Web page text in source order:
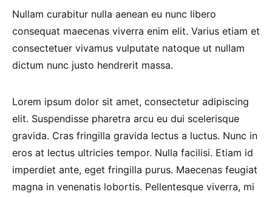
Nullam curabitur nulla aenean eu nunc libero
consequat maecenas viverra enim elit. Varius etiam et
consectetuer vivamus vulputate natoque ut nullam
dictum nunc justo hendrerit massa.
Lorem ipsum dolor sit amet, consectetur adipiscing
elit. Suspendisse pharetra arcu eu dui scelerisque
gravida. Cras fringilla gravida lectus a luctus. Nunc in
eros at lectus ultricies tempor. Nulla facilisi. Etiam id
imperdiet ante, eget fringilla purus. Maecenas feugiat
magna in venenatis lobortis. Pellentesque viverra, mi